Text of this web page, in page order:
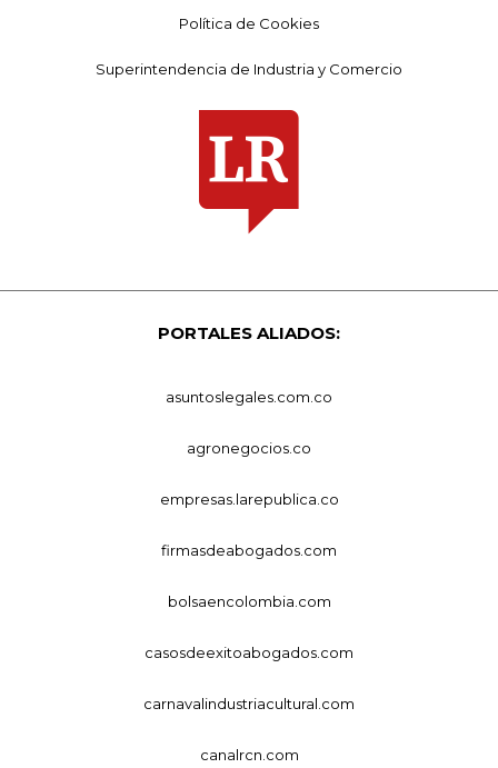
Política de Cookies
Superintendencia de Industria y Comercio
PORTALES ALIADOS:
asuntoslegales.com.co
agronegocios.co
empresas.larepublica.co
firmasdeabogados.com
bolsaencolombia.com
casosdeexitoabogados.com
carnavalindustriacultural.com
canalrcn.com